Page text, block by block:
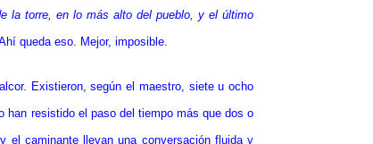
la torre, en lo más alto del pueblo, y el último
queda eso. Mejor, imposible.
Existieron, según el maestro, siete u ocho
han resistido el paso del tiempo más que dos o
el caminante llevan una conversación fluida y